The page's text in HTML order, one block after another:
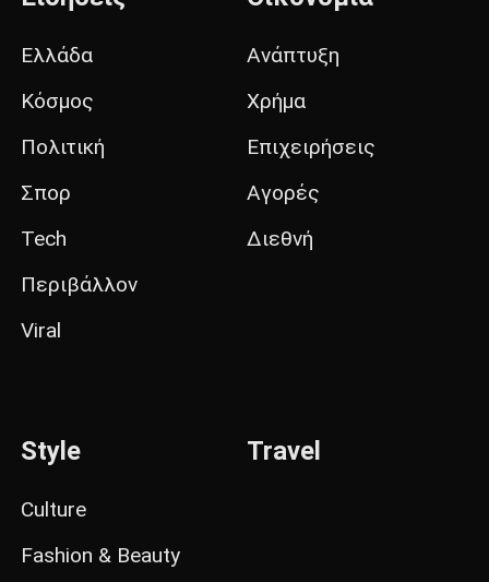
Ελλάδα
Κόσμος
Πολιτική
Σπορ
Tech
Περιβάλλον
Viral
Ανάπτυξη
Χρήμα
Επιχειρήσεις
Αγορές
Διεθνή
Style
Culture
Fashion & Beauty
Travel